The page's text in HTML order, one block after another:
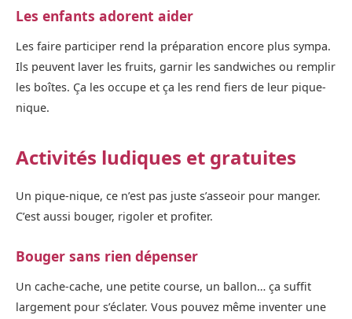
Les enfants adorent aider
Les faire participer rend la préparation encore plus sympa.
Ils peuvent laver les fruits, garnir les sandwiches ou remplir
les boîtes. Ça les occupe et ça les rend fiers de leur pique-
nique.
Activités ludiques et gratuites
Un pique-nique, ce n’est pas juste s’asseoir pour manger.
C’est aussi bouger, rigoler et profiter.
Bouger sans rien dépenser
Un cache-cache, une petite course, un ballon… ça suffit
largement pour s’éclater. Vous pouvez même inventer une